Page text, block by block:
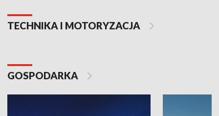
TECHNIKA I MOTORYZACJA
GOSPODARKA